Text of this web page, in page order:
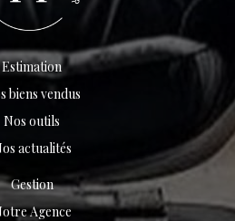
Estimation
biens vendus
Nos outils
actualités
Gestion
Agence